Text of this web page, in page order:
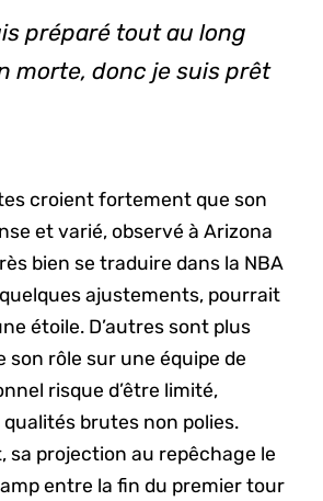
préparé tout au long
morte, donc je suis prêt
croient fortement que son
et varié, observé à Arizona
bien se traduire dans la NBA
ajustements, pourrait
étoile. D’autres sont plus
son rôle sur une équipe de
risque d’être limité,
brutes non polies.
sa projection au repêchage le
entre la fin du premier tour